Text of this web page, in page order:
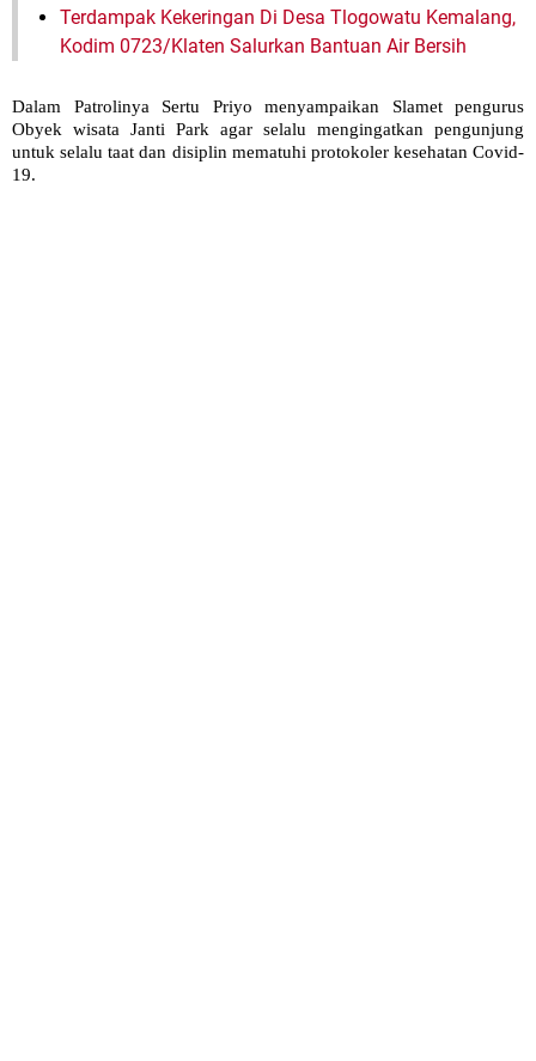
Terdampak Kekeringan Di Desa Tlogowatu Kemalang,
Kodim 0723/Klaten Salurkan Bantuan Air Bersih
Dalam Patrolinya Sertu Priyo menyampaikan Slamet pengurus
Obyek wisata Janti Park agar selalu mengingatkan pengunjung
untuk selalu taat dan disiplin mematuhi protokoler kesehatan Covid-
19.